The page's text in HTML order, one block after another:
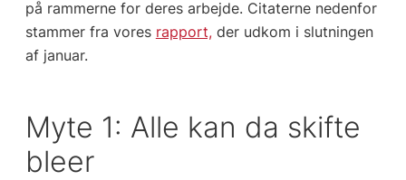
på rammerne for deres arbejde. Citaterne nedenfor
stammer fra vores rapport, der udkom i slutningen
af januar.
Myte 1: Alle kan da skifte
bleer